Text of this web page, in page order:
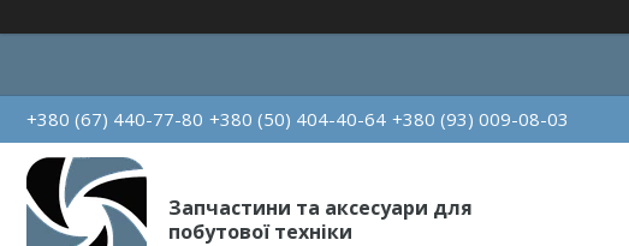
+380 (67) 440-77-80 +380 (50) 404-40-64 +380 (93) 009-08-03
Запчастини та аксесуари для
побутової техніки